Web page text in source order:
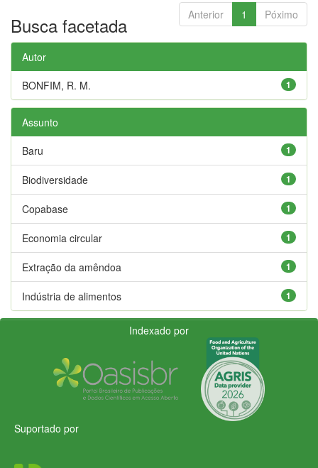
Anterior 1 Póximo
Busca facetada
Autor
1
BONFIM, R. M.
Assunto
1
Baru
1
Biodiversidade
1
Copabase
1
Economia circular
1
Extração da amêndoa
1
Indústria de alimentos
Indexado por
Suportado por